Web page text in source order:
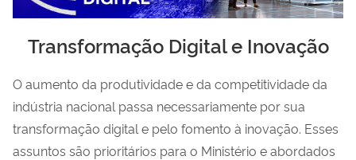
Transformação Digital e Inovação
O aumento da produtividade e da competitividade da
indústria nacional passa necessariamente por sua
transformação digital e pelo fomento à inovação. Esses
assuntos são prioritários para o Ministério e abordados